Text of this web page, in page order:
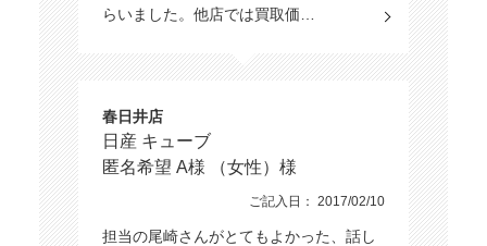
らいました。他店では買取価…
春日井店
日産 キューブ
匿名希望 A様 （女性）様
ご記入日： 2017/02/10
担当の尾崎さんがとてもよかった、話し